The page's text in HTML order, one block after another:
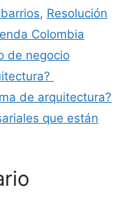
, Resolución
Colombia
de negocio
de arquitectura?
que están